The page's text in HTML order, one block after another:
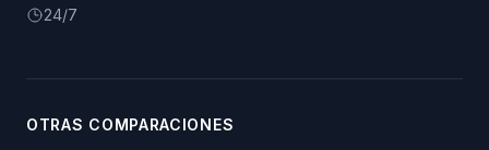
24/7
OTRAS COMPARACIONES